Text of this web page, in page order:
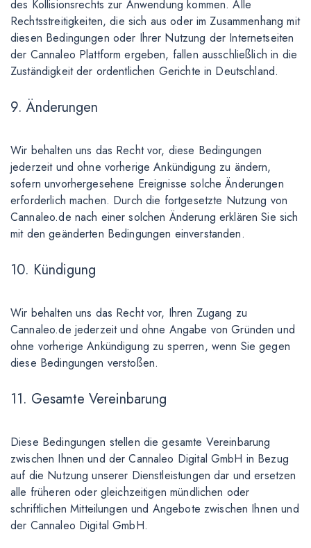
des Kollisionsrechts zur Anwendung kommen. Alle
Rechtsstreitigkeiten, die sich aus oder im Zusammenhang mit
diesen Bedingungen oder Ihrer Nutzung der Internetseiten
der Cannaleo Plattform ergeben, fallen ausschließlich in die
Zuständigkeit der ordentlichen Gerichte in Deutschland.
9. Änderungen
Wir behalten uns das Recht vor, diese Bedingungen
jederzeit und ohne vorherige Ankündigung zu ändern,
sofern unvorhergesehene Ereignisse solche Änderungen
erforderlich machen. Durch die fortgesetzte Nutzung von
Cannaleo.de nach einer solchen Änderung erklären Sie sich
mit den geänderten Bedingungen einverstanden.
10. Kündigung
Wir behalten uns das Recht vor, Ihren Zugang zu
Cannaleo.de jederzeit und ohne Angabe von Gründen und
ohne vorherige Ankündigung zu sperren, wenn Sie gegen
diese Bedingungen verstoßen.
11. Gesamte Vereinbarung
Diese Bedingungen stellen die gesamte Vereinbarung
zwischen Ihnen und der Cannaleo Digital GmbH in Bezug
auf die Nutzung unserer Dienstleistungen dar und ersetzen
alle früheren oder gleichzeitigen mündlichen oder
schriftlichen Mitteilungen und Angebote zwischen Ihnen und
der Cannaleo Digital GmbH.